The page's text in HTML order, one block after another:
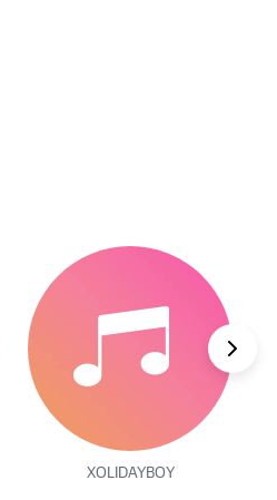
XOLIDAYBOY